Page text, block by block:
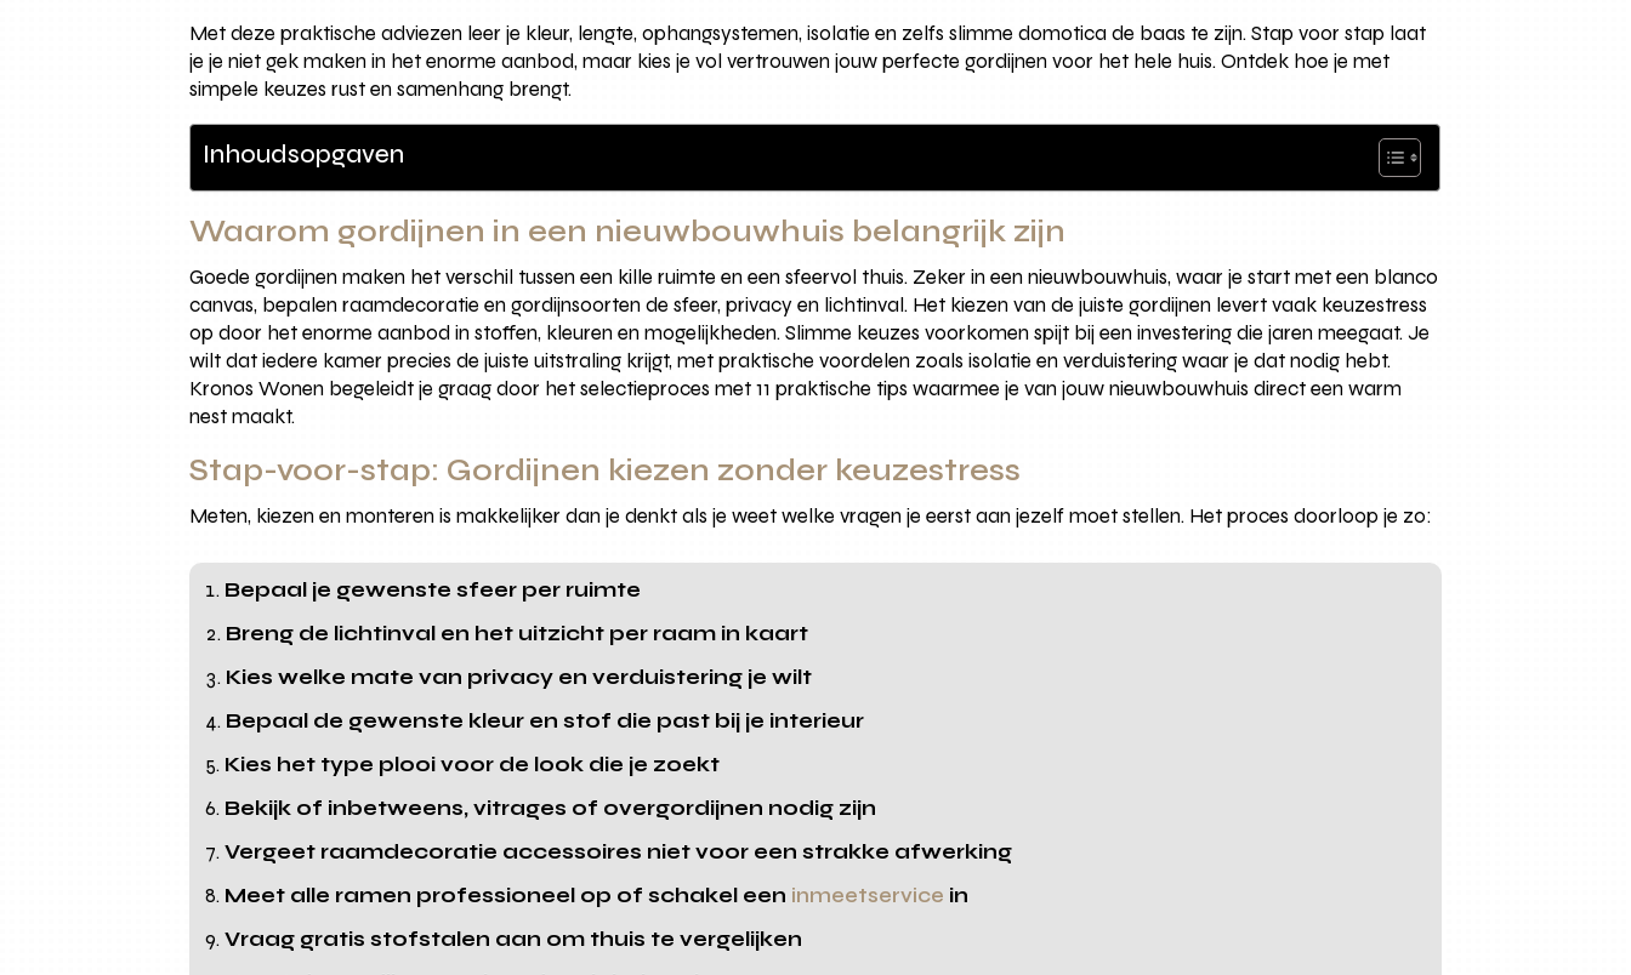
Met deze praktische adviezen leer je kleur, lengte, ophangsystemen, isolatie en zelfs slimme domotica de baas te zijn. Stap voor stap laat
je je niet gek maken in het enorme aanbod, maar kies je vol vertrouwen jouw perfecte gordijnen voor het hele huis. Ontdek hoe je met
simpele keuzes rust en samenhang brengt.
Inhoudsopgaven
Waarom gordijnen in een nieuwbouwhuis belangrijk zijn
Goede gordijnen maken het verschil tussen een kille ruimte en een sfeervol thuis. Zeker in een nieuwbouwhuis, waar je start met een blanco
canvas, bepalen raamdecoratie en gordijnsoorten de sfeer, privacy en lichtinval. Het kiezen van de juiste gordijnen levert vaak keuzestress
op door het enorme aanbod in stoffen, kleuren en mogelijkheden. Slimme keuzes voorkomen spijt bij een investering die jaren meegaat. Je
wilt dat iedere kamer precies de juiste uitstraling krijgt, met praktische voordelen zoals isolatie en verduistering waar je dat nodig hebt.
Kronos Wonen begeleidt je graag door het selectieproces met 11 praktische tips waarmee je van jouw nieuwbouwhuis direct een warm
nest maakt.
Stap-voor-stap: Gordijnen kiezen zonder keuzestress
Meten, kiezen en monteren is makkelijker dan je denkt als je weet welke vragen je eerst aan jezelf moet stellen. Het proces doorloop je zo:
Bepaal je gewenste sfeer per ruimte
Breng de lichtinval en het uitzicht per raam in kaart
Kies welke mate van privacy en verduistering je wilt
Bepaal de gewenste kleur en stof die past bij je interieur
Kies het type plooi voor de look die je zoekt
Bekijk of inbetweens, vitrages of overgordijnen nodig zijn
Vergeet raamdecoratie accessoires niet voor een strakke afwerking
Meet alle ramen professioneel op of schakel een inmeetservice in
Vraag gratis stofstalen aan om thuis te vergelijken